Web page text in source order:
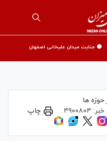
🟡 جنایت میدان علیخانی اصفهان
حوزه ها
۴۹۰۰۸۰۴ چاپ